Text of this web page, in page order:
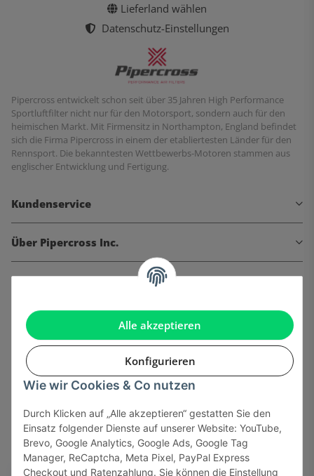
Alle akzeptieren
Konfigurieren
Wie wir Cookies & Co nutzen
Durch Klicken auf „Alle akzeptieren“ gestatten Sie den
Einsatz folgender Dienste auf unserer Website: YouTube,
Brevo, Google Analytics, Google Ads, Google Tag
Manager, ReCaptcha, Meta Pixel, PayPal Express
Checkout und Ratenzahlung. Sie können die Einstellung
Lieferland wählen
Datenschutz-Einstellungen
Pipercross entwickelt schon seit über 35 Jahren High Performance
Sportluftfilter nicht nur für den Motorsport, sondern auch für den
heimischen Markt. Mit Firmensitz in Northampton, England befindet
sich die Firma Pipercross in einem der etabliertesten Länder für den
Rennsport. Die bekanntesten Wettbewerbs-Motoren stammen aus
englischer Entwicklung und Fertigung.
Kundenservice
Über Pipercross Inc.
Informationen
Gesetzliche Informationen
Sicher bezahlen via: